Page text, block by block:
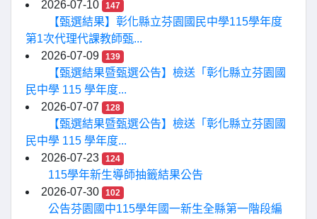
2026-07-10
147
【甄選結果】彰化縣立芬園國民中學115學年度
第1次代理代課教師甄...
2026-07-09
139
【甄選結果暨甄選公告】檢送「彰化縣立芬園國
民中學 115 學年度...
2026-07-07
128
【甄選結果暨甄選公告】檢送「彰化縣立芬園國
民中學 115 學年度...
2026-07-23
124
115學年新生導師抽籤結果公告
2026-07-30
102
公告芬園國中115學年國一新生全縣第一階段編